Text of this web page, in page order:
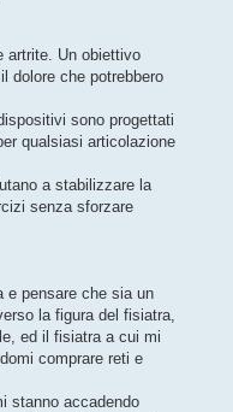
artrite. Un obiettivo
dolore che potrebbero
sono progettati
qualsiasi articolazione
a stabilizzare la
senza sforzare
e pensare che sia un
la figura del fisiatra,
ed il fisiatra a cui mi
comprare reti e
stanno accadendo